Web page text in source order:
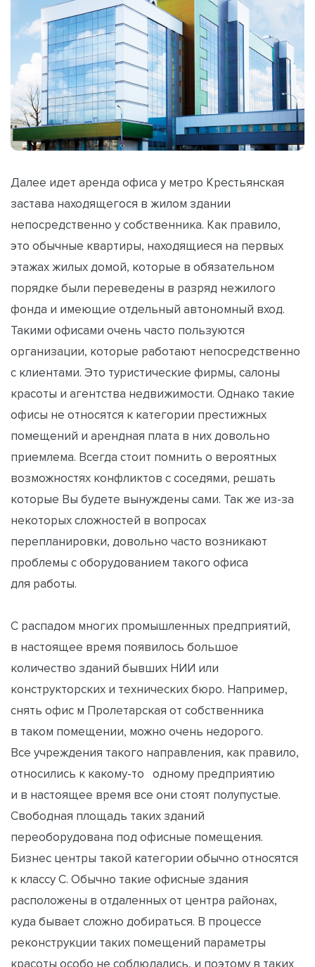
Далее идет аренда офиса у метро Крестьянская
застава находящегося в жилом здании
непосредственно у собственника. Как правило,
это обычные квартиры, находящиеся на первых
этажах жилых домой, которые в обязательном
порядке были переведены в разряд нежилого
фонда и имеющие отдельный автономный вход.
Такими офисами очень часто пользуются
организации, которые работают непосредственно
с клиентами. Это туристические фирмы, салоны
красоты и агентства недвижимости. Однако такие
офисы не относятся к категории престижных
помещений и арендная плата в них довольно
приемлема. Всегда стоит помнить о вероятных
возможностях конфликтов с соседями, решать
которые Вы будете вынуждены сами. Так же из-за
некоторых сложностей в вопросах
перепланировки, довольно часто возникают
проблемы с оборудованием такого офиса
для работы.
С распадом многих промышленных предприятий,
в настоящее время появилось большое
количество зданий бывших НИИ или
конструкторских и технических бюро. Например,
снять офис м Пролетарская от собственника
в таком помещении, можно очень недорого.
Все учреждения такого направления, как правило,
относились к какому-то одному предприятию
и в настоящее время все они стоят полупустые.
Свободная площадь таких зданий
переоборудована под офисные помещения.
Бизнес центры такой категории обычно относятся
к классу С. Обычно такие офисные здания
расположены в отдаленных от центра районах,
куда бывает сложно добираться. В процессе
реконструкции таких помещений параметры
красоты особо не соблюдались, и поэтому в таких